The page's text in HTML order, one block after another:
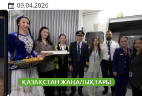
09.04.2026
ҚАЗАҚСТАН ЖАҢАЛЫҚТАРЫ